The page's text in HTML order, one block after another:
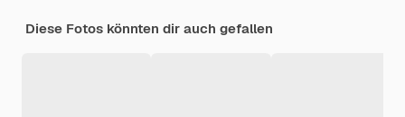
Diese Fotos könnten dir auch gefallen